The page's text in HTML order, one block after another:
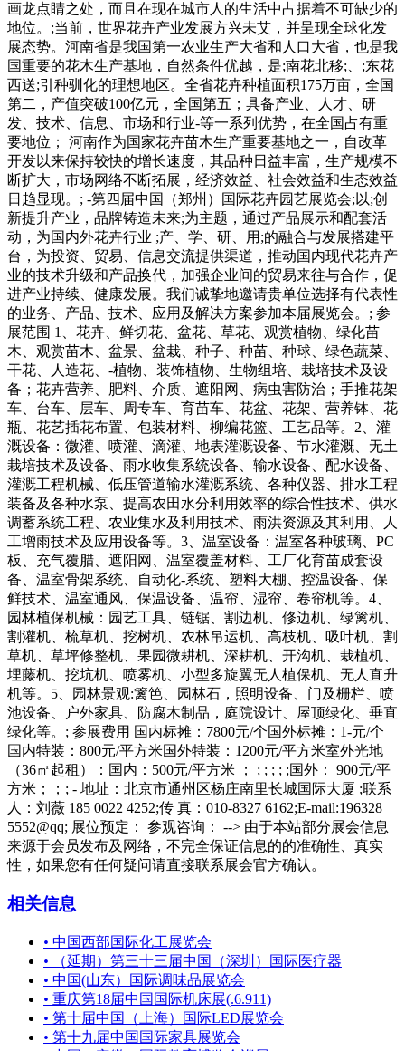
画龙点睛之处，而且在现在城市人的生活中占据着不可缺少的
地位。;当前，世界花卉产业发展方兴未艾，并呈现全球化发
展态势。河南省是我国第一农业生产大省和人口大省，也是我
国重要的花木生产基地，自然条件优越，是;南花北移;、;东花
西送;引种驯化的理想地区。全省花卉种植面积175万亩，全国
第二，产值突破100亿元，全国第五；具备产业、人才、研
发、技术、信息、市场和行业-等一系列优势，在全国占有重
要地位； 河南作为国家花卉苗木生产重要基地之一，自改革
开发以来保持较快的增长速度，其品种日益丰富，生产规模不
断扩大，市场网络不断拓展，经济效益、社会效益和生态效益
日趋显现。; -第四届中国（郑州）国际花卉园艺展览会;以;创
新提升产业，品牌铸造未来;为主题，通过产品展示和配套活
动，为国内外花卉行业 ;产、学、研、用;的融合与发展搭建平
台，为投资、贸易、信息交流提供渠道，推动国内现代花卉产
业的技术升级和产品换代，加强企业间的贸易来往与合作，促
进产业持续、健康发展。我们诚挚地邀请贵单位选择有代表性
的业务、产品、技术、应用及解决方案参加本届展览会。; 参
展范围 1、花卉、鲜切花、盆花、草花、观赏植物、绿化苗
木、观赏苗木、盆景、盆栽、种子、种苗、种球、绿色蔬菜、
干花、人造花、-植物、装饰植物、生物组培、栽培技术及设
备；花卉营养、肥料、介质、遮阳网、病虫害防治；手推花架
车、台车、层车、周专车、育苗车、花盆、花架、营养钵、花
瓶、花艺插花布置、包装材料、柳编花篮、工艺品等。2、灌
溉设备：微灌、喷灌、滴灌、地表灌溉设备、节水灌溉、无土
栽培技术及设备、雨水收集系统设备、输水设备、配水设备、
灌溉工程机械、低压管道输水灌溉系统、各种仪器、排水工程
装备及各种水泵、提高农田水分利用效率的综合性技术、供水
调蓄系统工程、农业集水及利用技术、雨洪资源及其利用、人
工增雨技术及应用设备等。3、温室设备：温室各种玻璃、PC
板、充气覆腊、遮阳网、温室覆盖材料、工厂化育苗成套设
备、温室骨架系统、自动化-系统、塑料大棚、控温设备、保
鲜技术、温室通风、保温设备、温帘、湿帘、卷帘机等。4、
园林植保机械：园艺工具、链锯、割边机、修边机、绿篱机、
割灌机、梳草机、挖树机、农林吊运机、高枝机、吸叶机、割
草机、草坪修整机、果园微耕机、深耕机、开沟机、栽植机、
埋藤机、挖坑机、喷雾机、小型多旋翼无人植保机、无人直升
机等。5、园林景观:篱笆、园林石，照明设备、门及栅栏、喷
池设备、户外家具、防腐木制品，庭院设计、屋顶绿化、垂直
绿化等。; 参展费用 国内标摊：7800元/个国外标摊：1-元/个
国内特装：800元/平方米国外特装：1200元/平方米室外光地
（36㎡起租）：国内：500元/平方米 ； ; ; ; ; ;国外： 900元/平
方米；；; - 地址：北京市通州区杨庄南里长城国际大厦 ;联系
人：刘薇 185 0022 4252;传 真：010-8327 6162;E-mail:196328
5552@qq; 展位预定： 参观咨询： --> 由于本站部分展会信息
来源于会员发布及网络，不完全保证信息的的准确性、真实
性，如果您有任何疑问请直接联系展会官方确认。
相关信息
• 中国西部国际化工展览会
• （延期）第三十三届中国（深圳）国际医疗器
• 中国(山东）国际调味品展览会
• 重庆第18届中国国际机床展(.6.911)
• 第十届中国（上海）国际LED展览会
• 第十九届中国国际家具展览会